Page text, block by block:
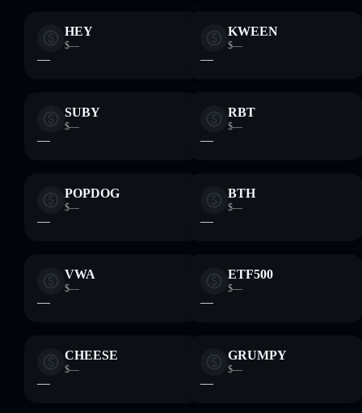
HEY
$—
—
KWEEN
$—
—
SUBY
$—
—
RBT
$—
—
POPDOG
$—
—
BTH
$—
—
VWA
$—
—
ETF500
$—
—
CHEESE
$—
—
GRUMPY
$—
—